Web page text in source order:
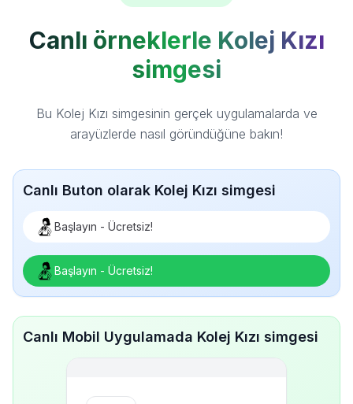
Canlı örneklerle Kolej Kızı
simgesi
Bu Kolej Kızı simgesinin gerçek uygulamalarda ve
arayüzlerde nasıl göründüğüne bakın!
Canlı Buton olarak Kolej Kızı simgesi
Başlayın - Ücretsiz!
Başlayın - Ücretsiz!
Canlı Mobil Uygulamada Kolej Kızı simgesi